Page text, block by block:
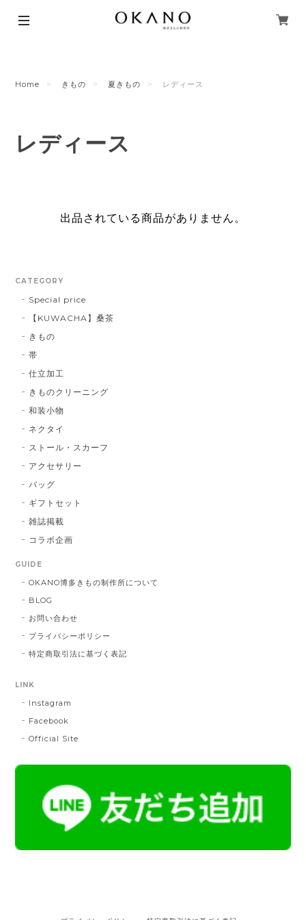
Home きもの 夏きもの レディース
レディース
出品されている商品がありません。
CATEGORY
Special price
【KUWACHA】桑茶
きもの
帯
仕立加工
きものクリーニング
和装小物
ネクタイ
ストール・スカーフ
アクセサリー
バッグ
ギフトセット
雑誌掲載
コラボ企画
GUIDE
OKANO博多きもの制作所について
BLOG
お問い合わせ
プライバシーポリシー
特定商取引法に基づく表記
LINK
Instagram
Facebook
Official Site